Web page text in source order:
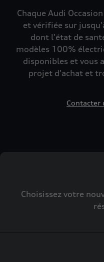
Chaque Audi
et vérifiée sur
dont l'état de
modèles 100%
disponibles et vous
projet d'achat et
Contacter
Choisissez votre